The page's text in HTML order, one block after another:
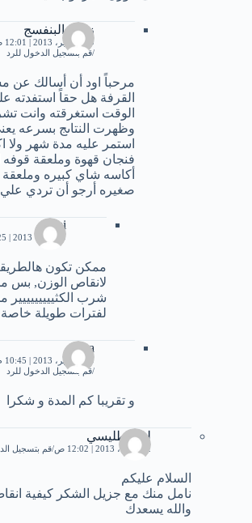
زهره البنفسج
19 سبتمبر، 2013 | 12:01 ص
قم بتسجيل الدخول للرد
مرحباً اود أن أسالك عن
القرفة هل حقاً استفدته
الوقت استغرقته وانت
وظهرت النتاىج بسرعه
استمر عليه مدة شهر ولا
فنجان قهوة وملعقة
أكاسه شاي كبيره
صغيره أرجو أن تردي علي
rami
9 أكتوبر، 2013 | 1:25 ص
ممكن تكون
لانقاص الوزن, بس
شرب الكثييييييييير
لفترات طويلة خاصة
arwa
19 سبتمبر، 2013 | 10:45 م
قم بتسجيل الدخول للرد
و تقريبا كم المدة و شكرا
ليث طليسي
12 أبريل، 2013 | 12:02 ص قم بتسجيل
السلام عليكم
نامل منك مع جزيل الشكر كيفية
والله يسعدك